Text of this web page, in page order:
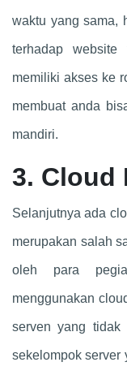
waktu yang sama,
terhadap
memiliki akses ke
membuat anda
mandiri.
3. Cloud
Selanjutnya ada
merupakan salah
oleh para
menggunakan
serven yang tidak
sekelompok server